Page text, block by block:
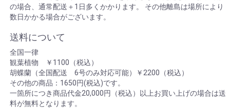
の場合、通常配送＋1日多くかかります。 その他離島は場所により
数日かかる場合がございます。
送料について
全国一律
観葉植物 ￥1100（税込）
胡蝶蘭（全国配送 6号のみ対応可能）￥2200（税込）
その他の商品：1650円(税込)です。
一箇所につき商品代金20,000円（税込）以上お買い上げの場合は送
料が無料となります。